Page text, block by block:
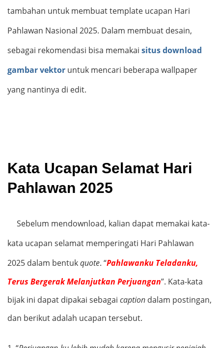
tambahan untuk membuat template ucapan Hari
Pahlawan Nasional 2025. Dalam membuat desain,
sebagai rekomendasi bisa memakai situs download
gambar vektor untuk mencari beberapa wallpaper
yang nantinya di edit.
Kata Ucapan Selamat Hari
Pahlawan 2025
Sebelum mendownload, kalian dapat memakai kata-
kata ucapan selamat memperingati Hari Pahlawan
2025 dalam bentukquote. “Pahlawanku Teladanku,
Terus Bergerak Melanjutkan Perjuangan”. Kata-kata
bijak ini dapat dipakai sebagai caption dalam postingan,
dan berikut adalah ucapan tersebut.